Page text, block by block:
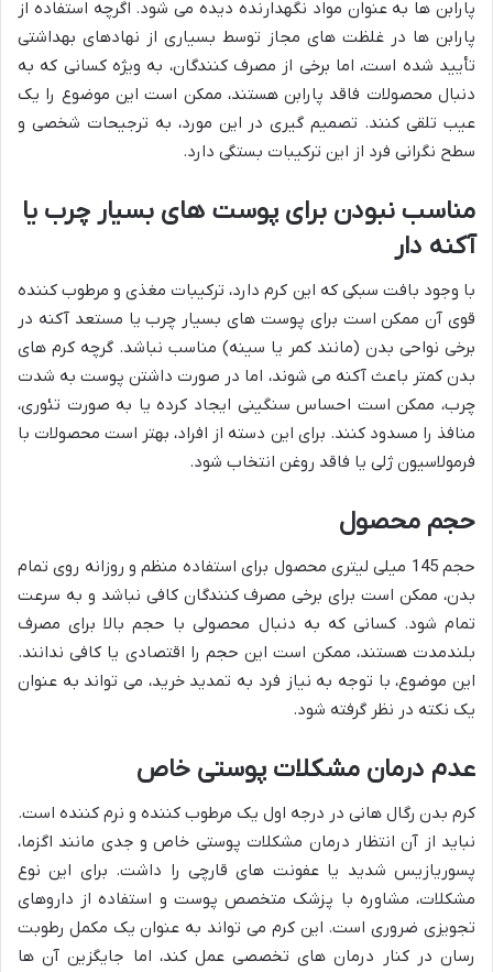
پارابن ها به عنوان مواد نگهدارنده دیده می شود. اگرچه استفاده از
پارابن ها در غلظت های مجاز توسط بسیاری از نهادهای بهداشتی
تأیید شده است، اما برخی از مصرف کنندگان، به ویژه کسانی که به
دنبال محصولات فاقد پارابن هستند، ممکن است این موضوع را یک
عیب تلقی کنند. تصمیم گیری در این مورد، به ترجیحات شخصی و
سطح نگرانی فرد از این ترکیبات بستگی دارد.
مناسب نبودن برای پوست های بسیار چرب یا
آکنه دار
با وجود بافت سبکی که این کرم دارد، ترکیبات مغذی و مرطوب کننده
قوی آن ممکن است برای پوست های بسیار چرب یا مستعد آکنه در
برخی نواحی بدن (مانند کمر یا سینه) مناسب نباشد. گرچه کرم های
بدن کمتر باعث آکنه می شوند، اما در صورت داشتن پوست به شدت
چرب، ممکن است احساس سنگینی ایجاد کرده یا به صورت تئوری،
منافذ را مسدود کنند. برای این دسته از افراد، بهتر است محصولات با
فرمولاسیون ژلی یا فاقد روغن انتخاب شود.
حجم محصول
حجم 145 میلی لیتری محصول برای استفاده منظم و روزانه روی تمام
بدن، ممکن است برای برخی مصرف کنندگان کافی نباشد و به سرعت
تمام شود. کسانی که به دنبال محصولی با حجم بالا برای مصرف
بلندمدت هستند، ممکن است این حجم را اقتصادی یا کافی ندانند.
این موضوع، با توجه به نیاز فرد به تمدید خرید، می تواند به عنوان
یک نکته در نظر گرفته شود.
عدم درمان مشکلات پوستی خاص
کرم بدن رگال هانی در درجه اول یک مرطوب کننده و نرم کننده است.
نباید از آن انتظار درمان مشکلات پوستی خاص و جدی مانند اگزما،
پسوریازیس شدید یا عفونت های قارچی را داشت. برای این نوع
مشکلات، مشاوره با پزشک متخصص پوست و استفاده از داروهای
تجویزی ضروری است. این کرم می تواند به عنوان یک مکمل رطوبت
رسان در کنار درمان های تخصصی عمل کند، اما جایگزین آن ها